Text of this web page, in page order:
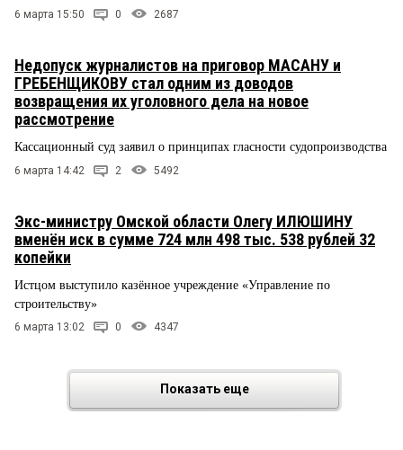
6 марта 15:50 0 2687
Недопуск журналистов на приговор МАСАНУ и
ГРЕБЕНЩИКОВУ стал одним из доводов
возвращения их уголовного дела на новое
рассмотрение
Кассационный суд заявил о принципах гласности судопроизводства
6 марта 14:42 2 5492
Экс-министру Омской области Олегу ИЛЮШИНУ
вменён иск в сумме 724 млн 498 тыс. 538 рублей 32
копейки
Истцом выступило казённое учреждение «Управление по
строительству»
6 марта 13:02 0 4347
Показать еще